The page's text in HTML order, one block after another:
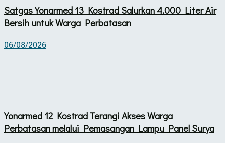
Satgas Yonarmed 13 Kostrad Salurkan 4.000 Liter Air
Bersih untuk Warga Perbatasan
06/08/2026
Yonarmed 12 Kostrad Terangi Akses Warga
Perbatasan melalui Pemasangan Lampu Panel Surya